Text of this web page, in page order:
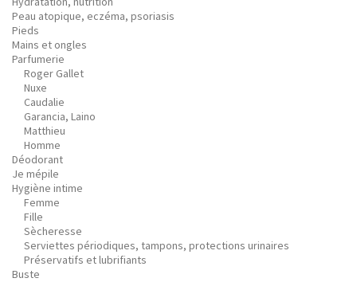
Peau atopique, eczéma, psoriasis
Pieds
Mains et ongles
Parfumerie
Roger Gallet
Nuxe
Caudalie
Garancia, Laino
Matthieu
Homme
Déodorant
Je mépile
Hygiène intime
Femme
Fille
Sècheresse
Serviettes périodiques, tampons, protections urinaires
Préservatifs et lubrifiants
Buste